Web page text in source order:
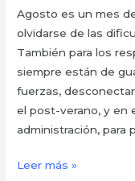
Agosto es un mes
olvidarse de las
También para los
siempre están de
fuerzas,
el post-verano, y en
administración, para
Leer más »